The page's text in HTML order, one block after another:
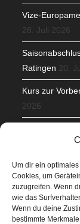
Um dir ein
Cookies, um
zuzugreifen. Wenn
wie das
Wenn du deine
bestimmte
Vize-
28. Juli 2026
Ratingen 20.
Kurs zur
2026
Höffner Run